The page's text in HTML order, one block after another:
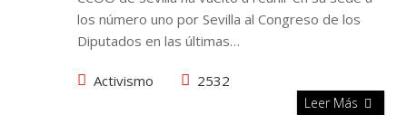
los número uno por Sevilla al Congreso de los
Diputados en las últimas…
Activismo 2532
Leer Más